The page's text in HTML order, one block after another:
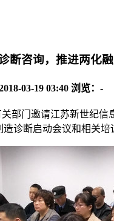
断咨询，推进两化
03-19 03:40 浏览： -
部门邀请江苏新世纪信
诊断启动会议和相关培